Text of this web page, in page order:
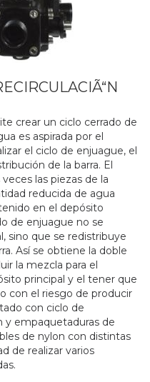
crear un ciclo cerrado de
es aspirada por el
el ciclo de enjuague, el
de la barra. El
las piezas de la
reducida de agua
en el depósito
de enjuague no se
sino que se redistribuye
Así se obtiene la doble
la mezcla para el
principal y el tener que
con el riesgo de producir
con ciclo de
y empaquetaduras de
de nylon con distintas
de realizar varios